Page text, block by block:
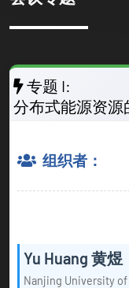
专题 I:
分布式能源资源
组织者：
Yu Huang 黄煜
Nanjing University